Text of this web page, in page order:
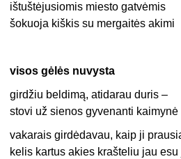
ištuštėjusiomis miesto gatvėmis
šokuoja kiškis su mergaitės akimi
visos gėlės nuvysta
girdžiu beldimą, atidarau duris –
stovi už sienos gyvenanti kaimynė
vakarais girdėdavau, kaip ji
kelis kartus akies krašteliu jau